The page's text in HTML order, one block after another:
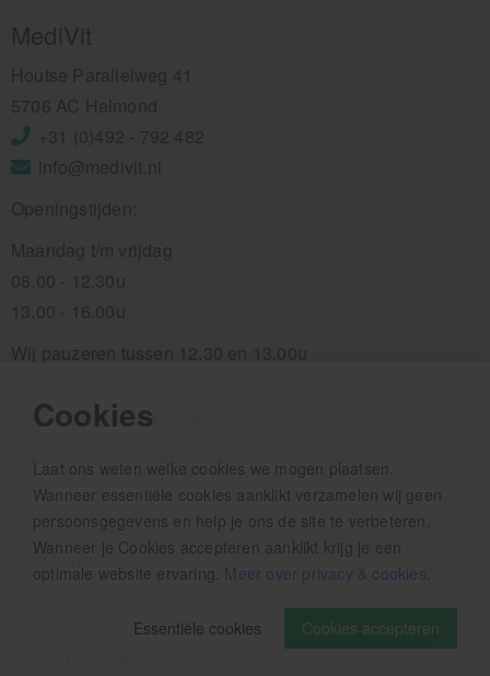
Cookies
Laat ons weten welke cookies we mogen plaatsen.
Wanneer essentiële cookies aanklikt verzamelen wij geen
persoonsgegevens en help je ons de site te verbeteren.
Wanneer je Cookies accepteren aanklikt krijg je een
optimale website ervaring. Meer over privacy & cookies
Cookies accepteren
Essentiële cookies
Aanmelden nieuwsbrief
Als eerste op de hoogte zijn van het laatste nieuws: